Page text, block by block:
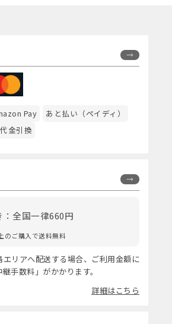
Pay
あと払い（ペイディ）
代金引換
：全国一律660円
のご購入で送料無料
リアへ配送する場合、ご利用金額に
手数料」がかかります。
詳細はこちら